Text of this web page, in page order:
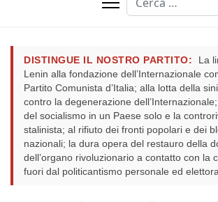
DISTINGUE IL NOSTRO PARTITO:
La
Lenin alla fondazione dell’Internazionale
Partito Comunista d’Italia; alla lotta della
contro la degenerazione
del socialismo in un Paese solo e la
stalinista; al rifiuto dei fronti popolari e dei
nazionali; la dura opera del restauro della
dell’organo rivoluzionario a contatto con la
fuori dal politicantismo personale ed